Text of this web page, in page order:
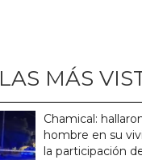
LAS MÁS
Chamical:
hombre en su
la participación